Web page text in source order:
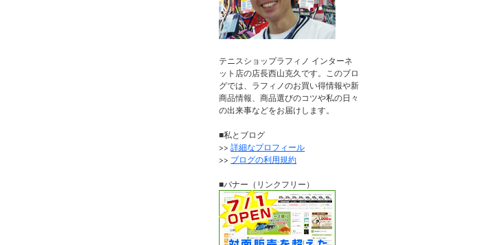
テニスショップラフィノ インターネ
ット店の店長西山克久です。このブロ
グでは、ラフィノのお買い得情報や新
商品情報、商品選びのコツや私の日々
の出来事などをお届けします。
■私とブログ
>>詳細なプロフィール
>> ブログの利用規約
■バナー（リンクフリー）